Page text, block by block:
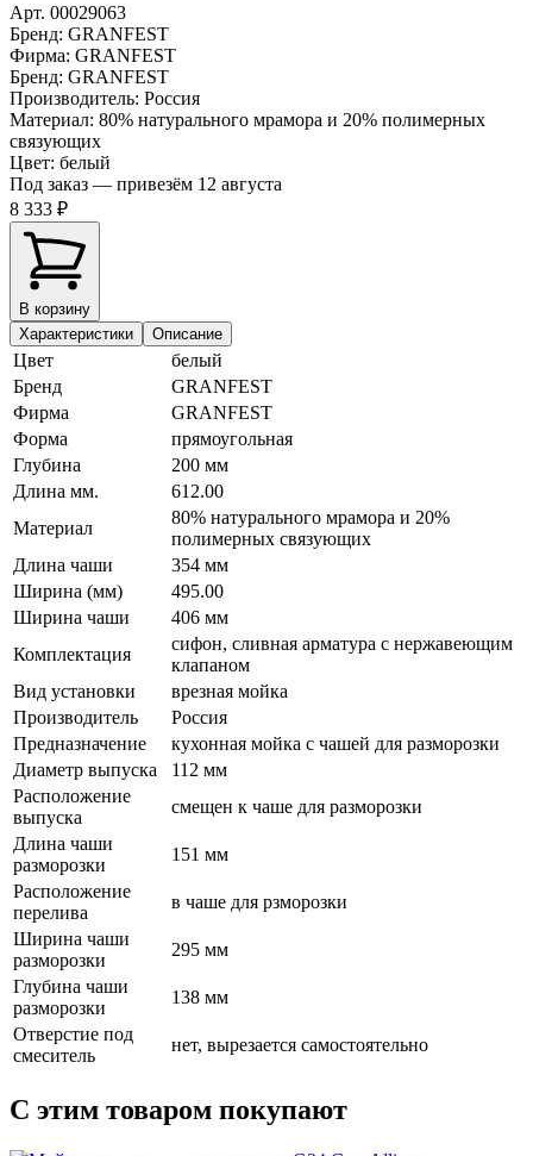
Арт. 00029063
Бренд: GRANFEST
Фирма: GRANFEST
Бренд: GRANFEST
Производитель: Россия
Материал: 80% натурального мрамора и 20% полимерных
связующих
Цвет: белый
Под заказ — привезём 12 августа
8 333 ₽
В корзину
Характеристики
Описание
Цвет
белый
Бренд
GRANFEST
Фирма
GRANFEST
Форма
прямоугольная
Глубина
200 мм
Длина мм.
612.00
Материал
80% натурального мрамора и 20%
полимерных связующих
Длина чаши
354 мм
Ширина (мм)
495.00
Ширина чаши
406 мм
Комплектация
сифон, сливная арматура с нержавеющим
клапаном
Вид установки
врезная мойка
Производитель
Россия
Предназначение
кухонная мойка с чашей для разморозки
Диаметр выпуска
112 мм
Расположение
выпуска
смещен к чаше для разморозки
Длина чаши
разморозки
151 мм
Расположение
перелива
в чаше для рзморозки
Ширина чаши
разморозки
295 мм
Глубина чаши
разморозки
138 мм
Отверстие под
смеситель
нет, вырезается самостоятельно
С этим товаром покупают